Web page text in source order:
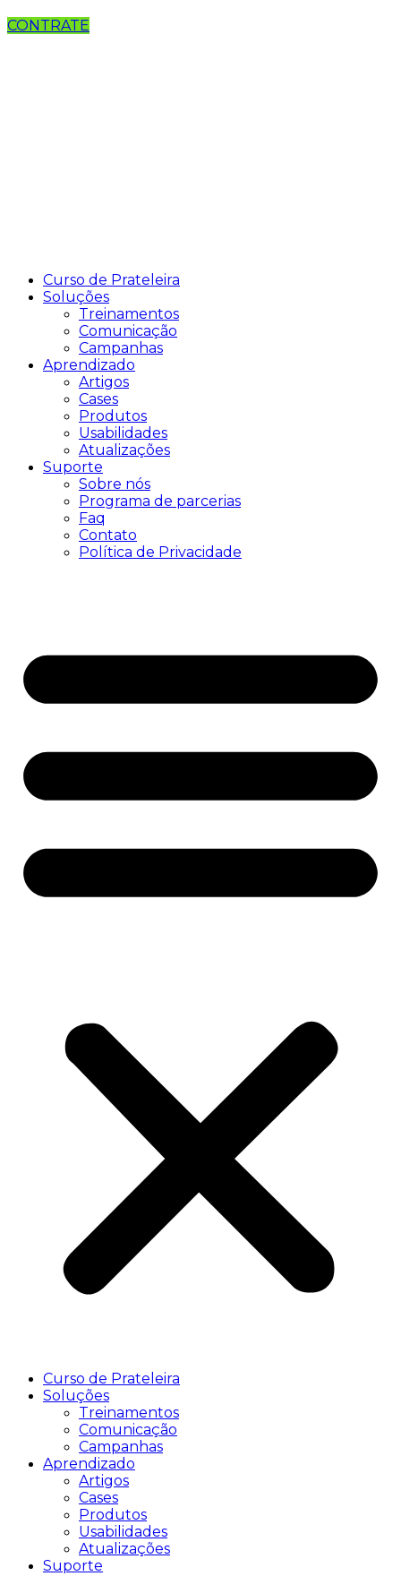
CONTRATE
Curso de Prateleira
Soluções
Treinamentos
Comunicação
Campanhas
Aprendizado
Artigos
Cases
Produtos
Usabilidades
Atualizações
Suporte
Sobre nós
Programa de parcerias
Faq
Contato
Política de Privacidade
Curso de Prateleira
Soluções
Treinamentos
Comunicação
Campanhas
Aprendizado
Artigos
Cases
Produtos
Usabilidades
Atualizações
Suporte